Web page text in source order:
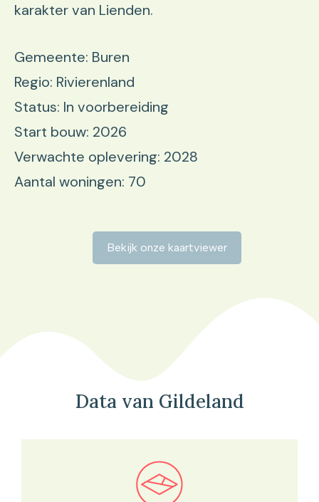
karakter van Lienden.
Gemeente: Buren
Regio: Rivierenland
Status: In voorbereiding
Start bouw: 2026
Verwachte oplevering: 2028
Aantal woningen: 70
Bekijk onze kaartviewer
Data van Gildeland
Bekijk in onze kaartviewer